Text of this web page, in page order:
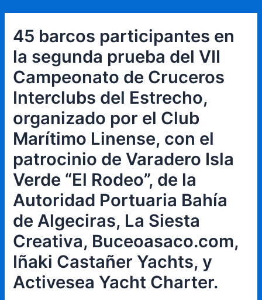
contenido
45 barcos participantes en
la segunda prueba del VII
Campeonato de Cruceros
Interclubs del Estrecho,
organizado por el Club
Marítimo Linense, con el
patrocinio de Varadero Isla
Verde “El Rodeo”, de la
Autoridad Portuaria Bahía
de Algeciras, La Siesta
Creativa, Buceoasaco.com,
Iñaki Castañer Yachts, y
Activesea Yacht Charter.
entradas